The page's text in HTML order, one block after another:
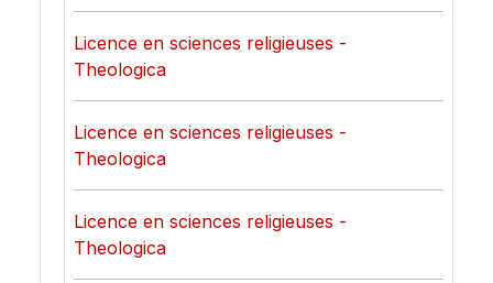
Licence en sciences religieuses -
Theologica
Licence en sciences religieuses -
Theologica
Licence en sciences religieuses -
Theologica